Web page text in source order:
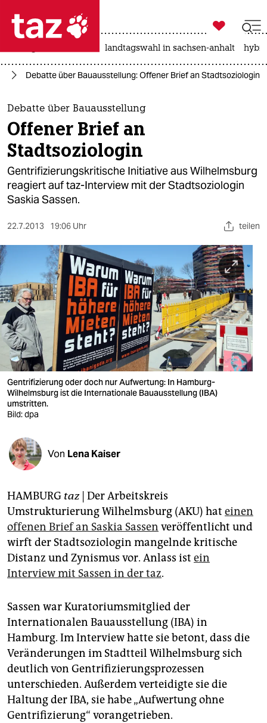
 taz zahl ich
taz zahl ich
themen
politik
öko
gesellschaft
sport
nord
wahrheit
verlag
verlag
veranstaltungen
shop
fragen & hilfe
unterstützen
abo
genossenschaft
epaper login

taz zahl ich
landtagswahl in sachsen-anhalt
Debatte über Bauausstellung: Offener Brief an Stadtsoziologin
Debatte über Bauausstellung
Offener Brief an
Stadtsoziologin
Gentrifizierungskritische Initiative aus Wilhelmsburg
reagiert auf taz-Interview mit der Stadtsoziologin
Saskia Sassen.
22.7.2013 19:06 Uhr teilen
Gentrifizierung oder doch nur Aufwertung: In Hamburg-
Wilhelmsburg ist die Internationale Bauausstellung (IBA)
umstritten.
Bild: dpa
Von Lena Kaiser
HAMBURG taz| Der Arbeitskreis
Umstrukturierung Wilhelmsburg (AKU) hat einen
offenen Brief an Saskia Sassen veröffentlicht und
wirft der Stadtsoziologin mangelnde kritische
Distanz und Zynismus vor. Anlass ist ein
Interview mit Sassen in der taz.
Sassen war Kuratoriumsmitglied der
Internationalen Bauausstellung (IBA) in
Hamburg. Im Interview hatte sie betont, dass die
Veränderungen im Stadtteil Wilhelmsburg sich
deutlich von Gentrifizierungsprozessen
unterschieden. Außerdem verteidigte sie die
Haltung der IBA, sie habe „Aufwertung ohne
Gentrifizierung“ vorangetrieben.